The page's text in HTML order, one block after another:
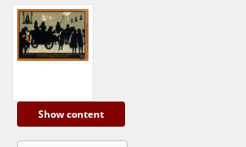
Show content